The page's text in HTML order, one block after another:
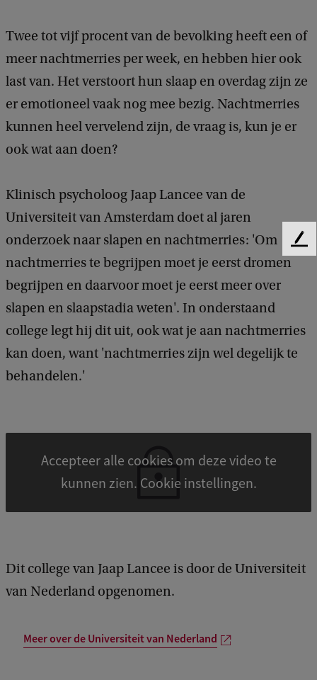
Twee tot vijf procent van de bevolking heeft een of
meer nachtmerries per week, en hebben hier ook
last van. Het verstoort hun slaap en overdag zijn ze
er emotioneel vaak nog mee bezig. Nachtmerries
kunnen heel vervelend zijn, de vraag is, kun je er
ook wat aan doen?
Klinisch psycholoog Jaap Lancee van de
Universiteit van Amsterdam doet al jaren
onderzoek naar slapen en nachtmerries: 'Om
nachtmerries te begrijpen moet je eerst dromen
begrijpen en daarvoor moet je eerst meer over
slapen en slaapstadia weten'. In onderstaand
college legt hij dit uit, ook wat je aan nachtmerries
kan doen, want 'nachtmerries zijn wel degelijk te
behandelen.'
Accepteer alle cookies om deze video te
kunnen zien. Cookie instellingen.
Dit college van Jaap Lancee is door de Universiteit
van Nederland opgenomen.
Meer over de Universiteit van Nederland
F
c